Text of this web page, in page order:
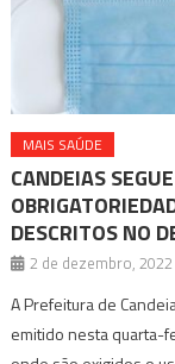
MAIS SAÚDE
CANDEIAS
DESCRITOS NO
2 de dezembro, 2022
A Prefeitura de
emitido nesta quarta-